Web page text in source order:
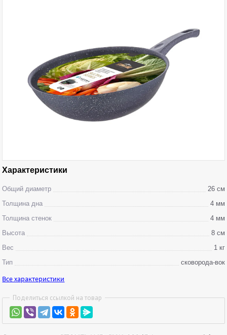
Характеристики
Общий диаметр
26 см
Толщина дна
4 мм
Толщина стенок
4 мм
Высота
8 см
Вес
1 кг
Тип
сковорода-вок
Все характеристики
Поделиться ссылкой на товар